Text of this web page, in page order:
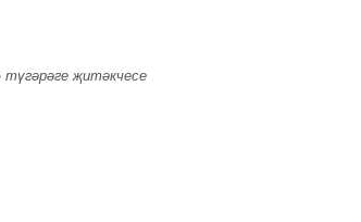
җитәкчесе